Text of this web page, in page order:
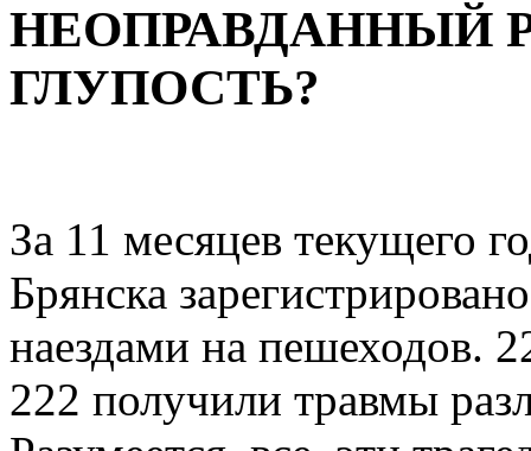
НЕОПРАВДАННЫЙ
ГЛУПОСТЬ?
За 11 месяцев текущего
Брянска
наездами на пешеходов.
222 получили травмы